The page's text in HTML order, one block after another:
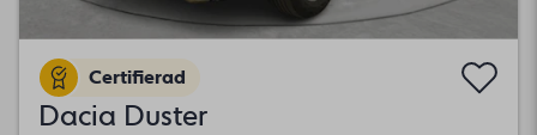
Certifierad
Dacia Duster